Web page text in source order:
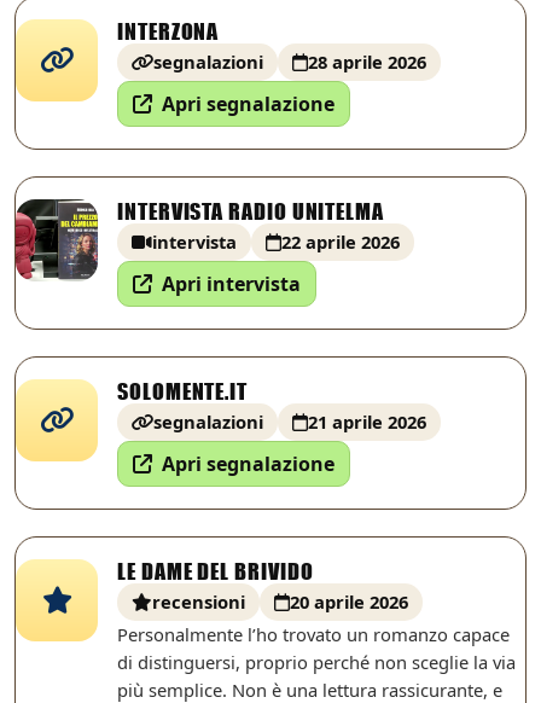
INTERZONA
segnalazioni 28 aprile 2026
Apri segnalazione
INTERVISTA RADIO UNITELMA
intervista 22 aprile 2026
Apri intervista
SOLOMENTE.IT
segnalazioni 21 aprile 2026
Apri segnalazione
LE DAME DEL BRIVIDO
recensioni
20 aprile 2026
Personalmente l’ho trovato un romanzo capace
di distinguersi, proprio perché non sceglie la via
più semplice. Non è una lettura rassicurante, e